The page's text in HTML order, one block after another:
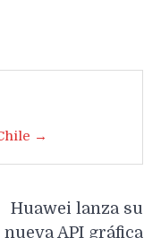
→
Huawei lanza su
nueva API gráfica